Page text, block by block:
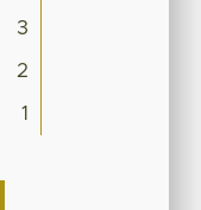
3
2
1